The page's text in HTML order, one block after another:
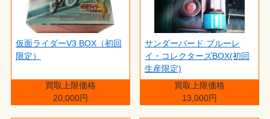
仮面ライダーV3 BOX（初回
限定）
買取上限価格
20,000円
サンダーバード ブルーレ
イ・コレクターズBOX(初回
生産限定)
買取上限価格
13,000円